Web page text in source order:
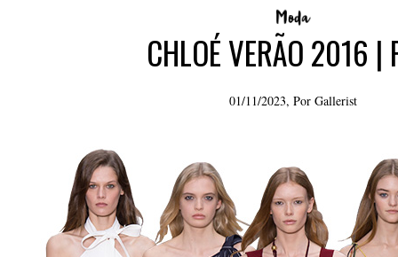
CHLOÉ VERÃO 2016 |
01/11/2023, Por Gallerist